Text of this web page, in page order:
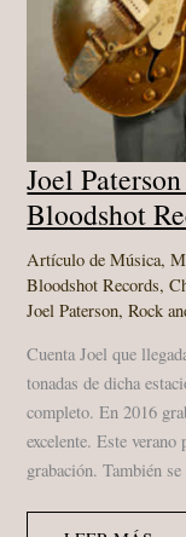
Joel
Bloodshot
Artículo de Música,
Bloodshot Records,
Joel Paterson,Rock
Cuenta Joel que
tonadas de dicha
completo. En 2016
excelente. Este
grabación. También